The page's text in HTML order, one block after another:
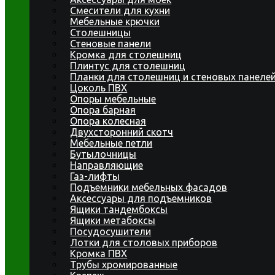
Смесители для кухни
Мебельные крючки
Столешницы
Стеновые панели
Кромка для столешниц
Плинтус для столешниц
Планки для столешниц и стеновых
Цоколь ПВХ
Опоры мебельные
Опора барная
Опора колесная
Двухсторонний скотч
Мебельные петли
Бутылочницы
Направляющие
Газ-лифты
Подъемники мебельных фасадов
Аксессуары для подъемников
Ящики тандембоксы
Ящики метабоксы
Посудосушители
Лотки для столовых приборов
Кромка ПВХ
Трубы хромированные